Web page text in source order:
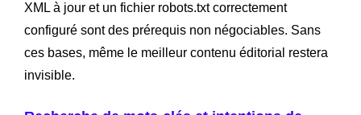
XML à jour et un fichier robots.txt correctement
configuré sont des prérequis non négociables. Sans
ces bases, même le meilleur contenu éditorial restera
invisible.